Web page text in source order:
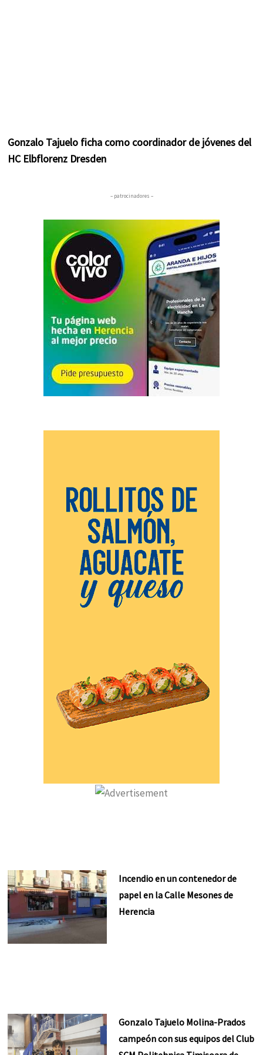
Gonzalo Tajuelo ficha como coordinador de jóvenes del
HC Elbflorenz Dresden
– patrocinadores –
Incendio en un contenedor de
papel en la Calle Mesones de
Herencia
Gonzalo Tajuelo Molina-Prados
campeón con sus equipos del Club